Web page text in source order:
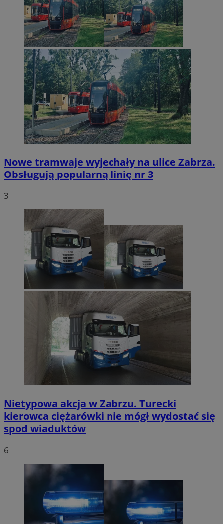
Nowe tramwaje wyjechały na ulice Zabrza.
Obsługują popularną linię nr 3
3
Nietypowa akcja w Zabrzu. Turecki
kierowca ciężarówki nie mógł wydostać się
spod wiaduktów
6